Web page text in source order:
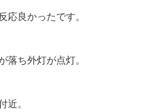
応良かったです。
ち外灯が点灯。
。